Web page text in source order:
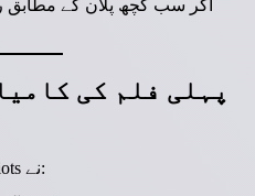
اگر سب کچھ پلان کے مطابق
پہلی فلم کی
2009 میں ریلیز ہونے والی 3 Idiots نے: